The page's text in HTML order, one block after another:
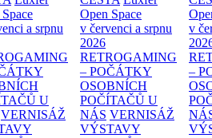
a srpnu
U
VERNISÁŽ
Open Space
v červenci a srpnu
2026
RETROGAMING
– POČÁTKY
OSOBNÍCH
POČÍTAČŮ U
NÁS VERNISÁŽ
VÝSTAVY
v
–